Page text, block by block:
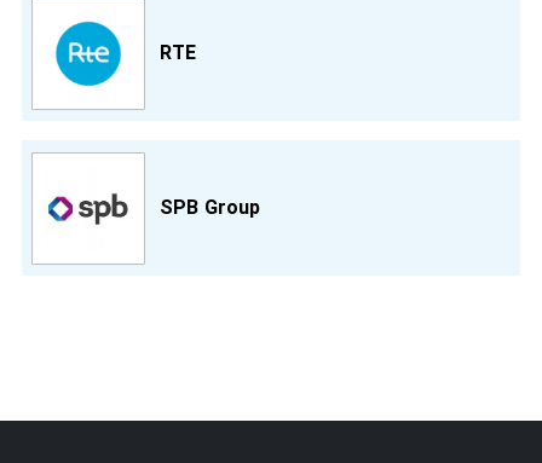
RTE
SPB Group